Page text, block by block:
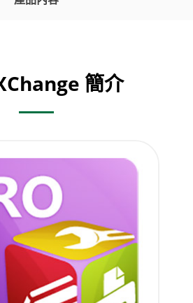
簡介